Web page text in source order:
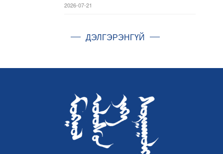
2026-07-21
ДЭЛГЭРЭНГҮЙ